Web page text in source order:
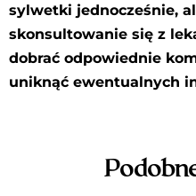
sylwetki jednocześnie,
skonsultowanie się z
dobrać odpowiednie
uniknąć ewentualnych